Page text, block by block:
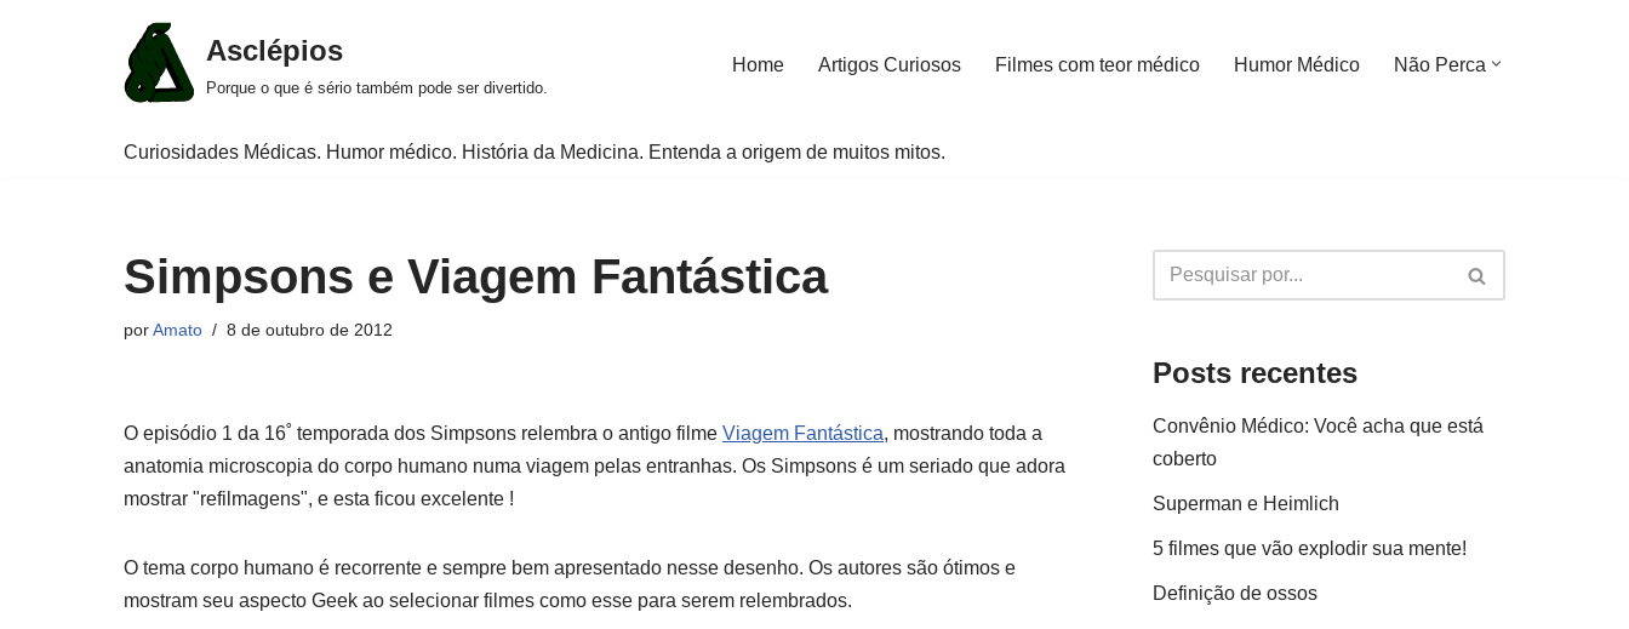
Asclépios
Porque o que é sério também pode ser divertido.
Home Artigos Curiosos Filmes com teor médico Humor Médico Não Perca
Curiosidades Médicas. Humor médico. História da Medicina. Entenda a origem de muitos mitos.
Simpsons e Viagem Fantástica
porAmato 8 de outubro de 2012
O episódio 1 da 16˚ temporada dos Simpsons relembra o antigo filme Viagem Fantástica, mostrando toda a
anatomia microscopia do corpo humano numa viagem pelas entranhas. Os Simpsons é um seriado que adora
mostrar "refilmagens", e esta ficou excelente !
O tema corpo humano é recorrente e sempre bem apresentado nesse desenho. Os autores são ótimos e
mostram seu aspecto Geek ao selecionar filmes como esse para serem relembrados.
Posts recentes
Convênio Médico: Você acha que está
coberto
Superman e Heimlich
5 filmes que vão explodir sua mente!
Definição de ossos